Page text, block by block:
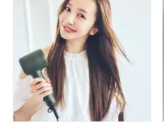
ボディケア 2026.08.05